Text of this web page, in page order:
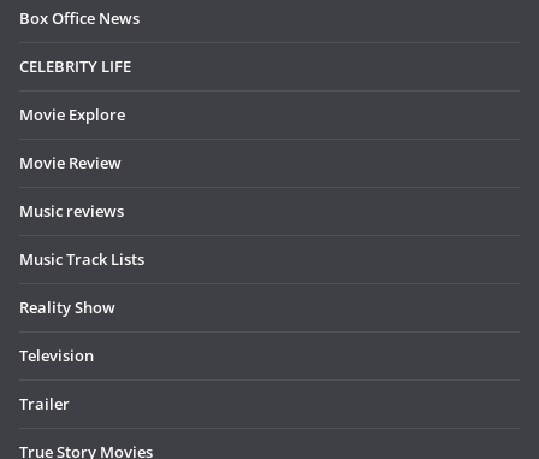
Box Office News
CELEBRITY LIFE
Movie Explore
Movie Review
Music reviews
Music Track Lists
Reality Show
Television
Trailer
True Story Movies